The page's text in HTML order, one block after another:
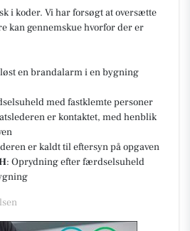
i koder. Vi har forsøgt at oversætte
kan gennemskue hvorfor der er
en brandalarm i en bygning
med fastklemte personer
er kontaktet, med henblik
er kaldt til eftersyn på opgaven
: Oprydning efter færdselsuheld